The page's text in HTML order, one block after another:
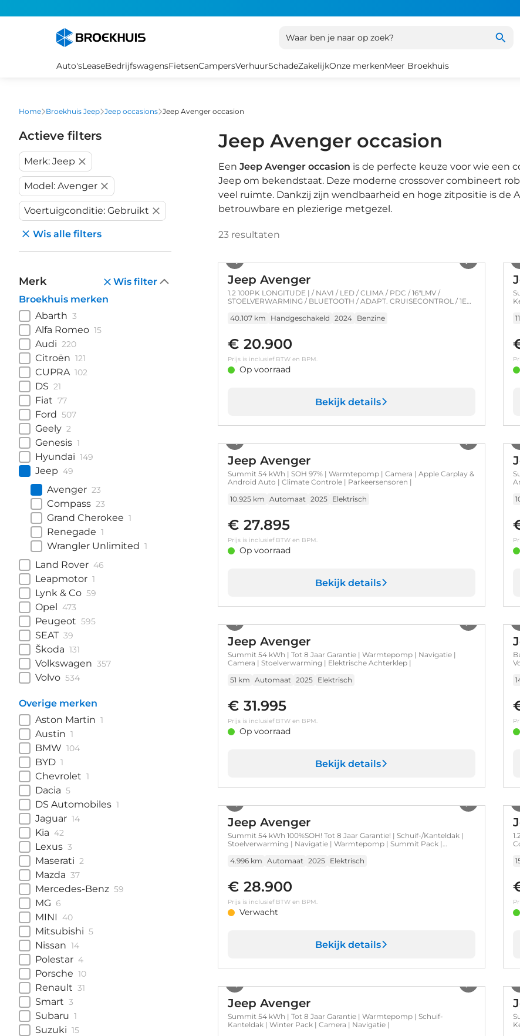
Waar ben je naar op zoek?
Auto'sLeaseBedrijfswagensFietsenCampersVerhuurSchadeZakelijkOnze merkenMeer Broekhuis
Home Broekhuis Jeep Jeep occasions Jeep Avenger occasion
Actieve filters
Merk: Jeep
Model: Avenger
Voertuigconditie: Gebruikt
Wis alle filters
Merk
Wis filter
Broekhuis merken
Abarth 3
Alfa Romeo 15
Audi 220
Citroën 121
CUPRA 102
DS 21
Fiat 77
Ford 507
Geely 2
Genesis 1
Hyundai 149
Jeep 49
Avenger 23
Compass 23
Grand Cherokee 1
Renegade 1
Wrangler Unlimited 1
Land Rover 46
Leapmotor 1
Lynk & Co 59
Opel 473
Peugeot 595
SEAT 39
Škoda 131
Volkswagen 357
Volvo 534
Overige merken
Aston Martin 1
Austin 1
BMW 104
BYD 1
Chevrolet 1
Dacia 5
DS Automobiles 1
Jaguar 14
Kia 42
Lexus 3
Maserati 2
Mazda 37
Mercedes-Benz 59
MG 6
MINI 40
Mitsubishi 5
Nissan 14
Polestar 4
Porsche 10
Renault 31
Smart 3
Subaru 1
Suzuki 15
Jeep Avenger occasion
Een Jeep Avenger occasion is de perfecte keuze voor wie een
Jeep om bekendstaat. Deze moderne crossover combineert
veel ruimte. Dankzij zijn wendbaarheid en hoge zitpositie is de
betrouwbare en plezierige metgezel.
23resultaten
Jeep Avenger
1.2 100PK LONGITUDE | / NAVI / LED / CLIMA / PDC / 16"LMV /
STOELVERWARMING / BLUETOOTH / ADAPT. CRUISECONTROL / 1E
40.107 km
Handgeschakeld 2024 Benzine
€ 20.900
Prijs is inclusief BTW en BPM.
Op voorraad
Bekijk details
Jeep Avenger
Summit 54 kWh | SOH 97% | Warmtepomp | Camera | Apple Carplay &
Android Auto | Climate Controle | Parkeersensoren |
10.925 km Automaat 2025 Elektrisch
€ 27.895
Prijs is inclusief BTW en BPM.
Op voorraad
Bekijk details
Jeep Avenger
Summit 54 kWh | Tot 8 Jaar Garantie | Warmtepomp | Navigatie |
Camera | Stoelverwarming | Elektrische Achterklep |
51 km Automaat 2025 Elektrisch
€ 31.995
Prijs is inclusief BTW en BPM.
Op voorraad
Bekijk details
Jeep Avenger
Summit 54 kWh 100%SOH! Tot 8 Jaar Garantie! | Schuif-/Kanteldak |
Stoelverwarming | Navigatie | Warmtepomp | Summit Pack |
4.996 km Automaat 2025 Elektrisch
€ 28.900
Prijs is inclusief BTW en BPM.
Verwacht
Bekijk details
Jeep Avenger
Summit 54 kWh | Tot 8 Jaar Garantie | Warmtepomp | Schuif-
Kanteldak | Winter Pack | Camera | Navigatie |